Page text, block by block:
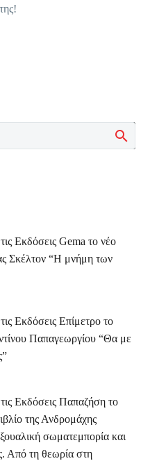
Εκδόσεις Gema το νέο
Σκέλτον “Η μνήμη των
Εκδόσεις Επίμετρο το
Παπαγεωργίου “Θα με
Εκδόσεις Παπαζήση το
της Ανδρομάχης
σωματεμπορία και
Από τη θεωρία στη